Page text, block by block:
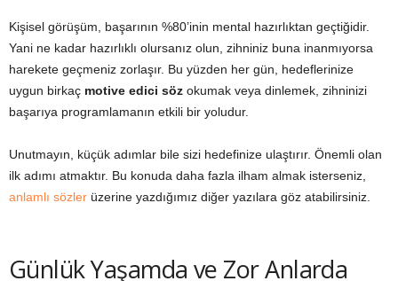
Kişisel görüşüm, başarının %80’inin mental hazırlıktan geçtiğidir.
Yani ne kadar hazırlıklı olursanız olun, zihniniz buna inanmıyorsa
harekete geçmeniz zorlaşır. Bu yüzden her gün, hedeflerinize
uygun birkaç motive edici söz okumak veya dinlemek, zihninizi
başarıya programlamanın etkili bir yoludur.
Unutmayın, küçük adımlar bile sizi hedefinize ulaştırır. Önemli olan
ilk adımı atmaktır. Bu konuda daha fazla ilham almak isterseniz,
anlamlı sözler üzerine yazdığımız diğer yazılara göz atabilirsiniz.
Günlük Yaşamda ve Zor Anlarda